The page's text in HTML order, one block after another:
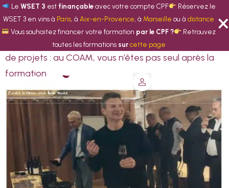
Le WSET 3 est finançableavec votre compte CPF
Réservez le
WSET 3 en vins à Paris, à Aix-en-Provence, à Marseille ou àdistance
Vous souhaitez financer votre formation par le CPF ?
Retrouvez
toutes les formations surcette page
Catégorie :Actualité
Soirée VIP, annuaire des anciens, accompagnement
de projets : au COAM, vous n’êtes pas seul après la
formation